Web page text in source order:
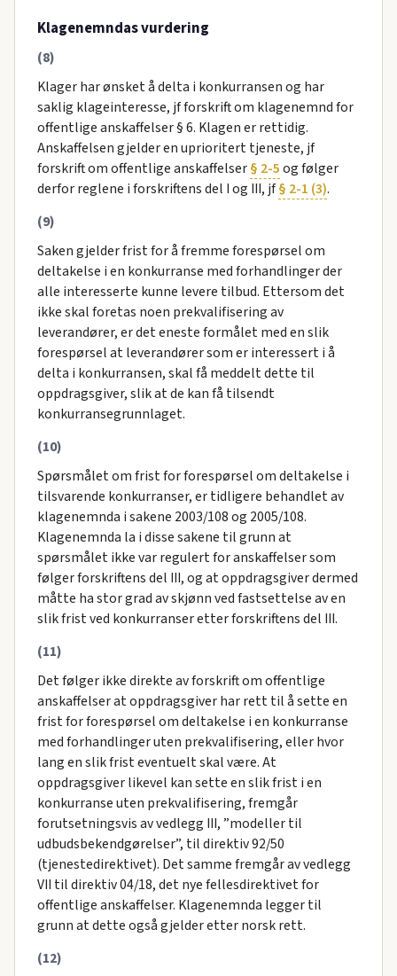
Klagenemndas vurdering
(8)
Klager har ønsket å delta i konkurransen og har
saklig klageinteresse, jf forskrift om klagenemnd for
offentlige anskaffelser § 6. Klagen er rettidig.
Anskaffelsen gjelder en uprioritert tjeneste, jf
forskrift om offentlige anskaffelser§ 2-5og følger
derfor reglene i forskriftens del I og III, jf§ 2-1 (3).
(9)
Saken gjelder frist for å fremme forespørsel om
deltakelse i en konkurranse med forhandlinger der
alle interesserte kunne levere tilbud. Ettersom det
ikke skal foretas noen prekvalifisering av
leverandører, er det eneste formålet med en slik
forespørsel at leverandører som er interessert i å
delta i konkurransen, skal få meddelt dette til
oppdragsgiver, slik at de kan få tilsendt
konkurransegrunnlaget.
(10)
Spørsmålet om frist for forespørsel om deltakelse i
tilsvarende konkurranser, er tidligere behandlet av
klagenemnda i sakene 2003/108 og 2005/108.
Klagenemnda la i disse sakene til grunn at
spørsmålet ikke var regulert for anskaffelser som
følger forskriftens del III, og at oppdragsgiver dermed
måtte ha stor grad av skjønn ved fastsettelse av en
slik frist ved konkurranser etter forskriftens del III.
(11)
Det følger ikke direkte av forskrift om offentlige
anskaffelser at oppdragsgiver har rett til å sette en
frist for forespørsel om deltakelse i en konkurranse
med forhandlinger uten prekvalifisering, eller hvor
lang en slik frist eventuelt skal være. At
oppdragsgiver likevel kan sette en slik frist i en
konkurranse uten prekvalifisering, fremgår
forutsetningsvis av vedlegg III, ”modeller til
udbudsbekendgørelser”, til direktiv 92/50
(tjenestedirektivet). Det samme fremgår av vedlegg
VII til direktiv 04/18, det nye fellesdirektivet for
offentlige anskaffelser. Klagenemnda legger til
grunn at dette også gjelder etter norsk rett.
(12)